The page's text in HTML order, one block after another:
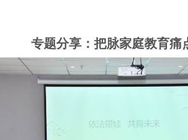
专题分享：把脉家庭教育痛